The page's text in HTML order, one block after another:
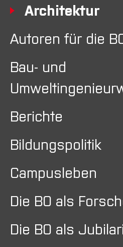
Architektur
Autoren für die
Bau- und
Berichte
Bildungspolitik
Campusleben
Die BO als
Die BO als